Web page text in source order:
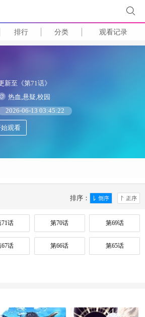
排行 分类 观看记录
新至《第71话》
热血,悬疑,校园
2026-06-13 03:45:22
观看
排序：
71话 第70话 第69话
67话 第66话 第65话